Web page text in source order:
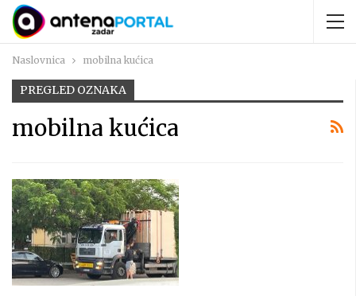
Naslovnica mobilna kućica
PREGLED OZNAKA
mobilna kućica